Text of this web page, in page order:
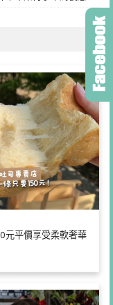
元平價享受柔軟奢華